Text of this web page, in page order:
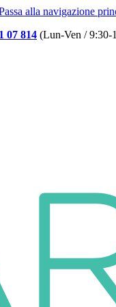
alla navigazione
07 814 (Lun-Ven / 9:30-